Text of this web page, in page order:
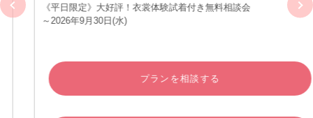
《平日限定》大好評！衣裳体験試着付き無料相談会
～2026年9月30日(水)
プランを相談する